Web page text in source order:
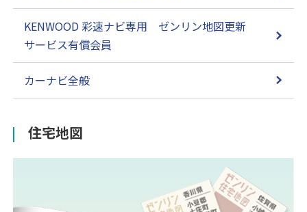
KENWOOD 彩速ナビ専用 ゼンリン地図更新
サービス有償会員
カーナビ全般
住宅地図